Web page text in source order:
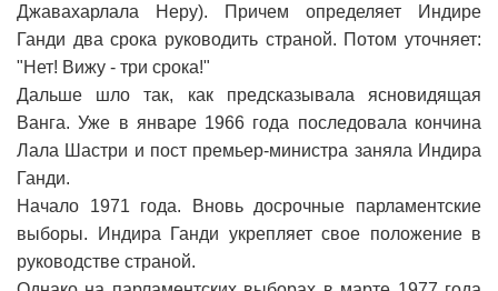
Джавахарлала Неру). Причем определяет Индире
Ганди два срока руководить страной. Потом уточняет:
"Нет! Вижу - три срока!"
Дальше шло так, как предсказывала ясновидящая
Ванга. Уже в январе 1966 года последовала кончина
Лала Шастри и пост премьер-министра заняла Индира
Ганди.
Начало 1971 года. Вновь досрочные парламентские
выборы. Индира Ганди укрепляет свое положение в
руководстве страной.